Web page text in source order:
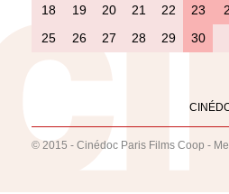
18
19 20 21 22 23
25
26 27 28 29 30
© 2015 - Cinédoc Paris Films Coop -